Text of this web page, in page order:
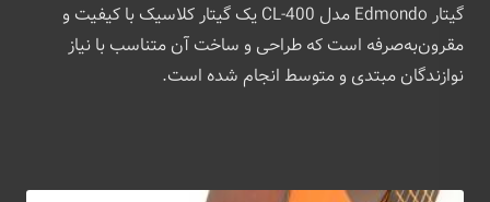
گیتار Edmondo مدل CL-400 یک گیتار کلاسیک با کیفیت و
مقرون‌به‌صرفه است که طراحی و ساخت آن متناسب با نیاز
نوازندگان مبتدی و متوسط انجام شده است.